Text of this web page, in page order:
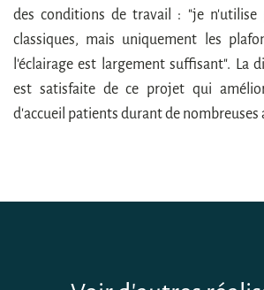
des conditions de travail : "je n'utilise
classiques, mais uniquement les
l'éclairage est largement suffisant". La
est satisfaite de ce projet qui
d'accueil patients durant de nombreuses